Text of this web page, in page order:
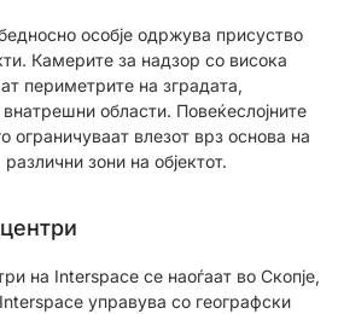
особје одржува присуство
Камерите за надзор со висока
периметрите на зградата,
области. Повеќеслојните
ограничуваат влезот врз основа на
зони на објектот.
на Interspace се наоѓаат во Скопје,
управува со географски